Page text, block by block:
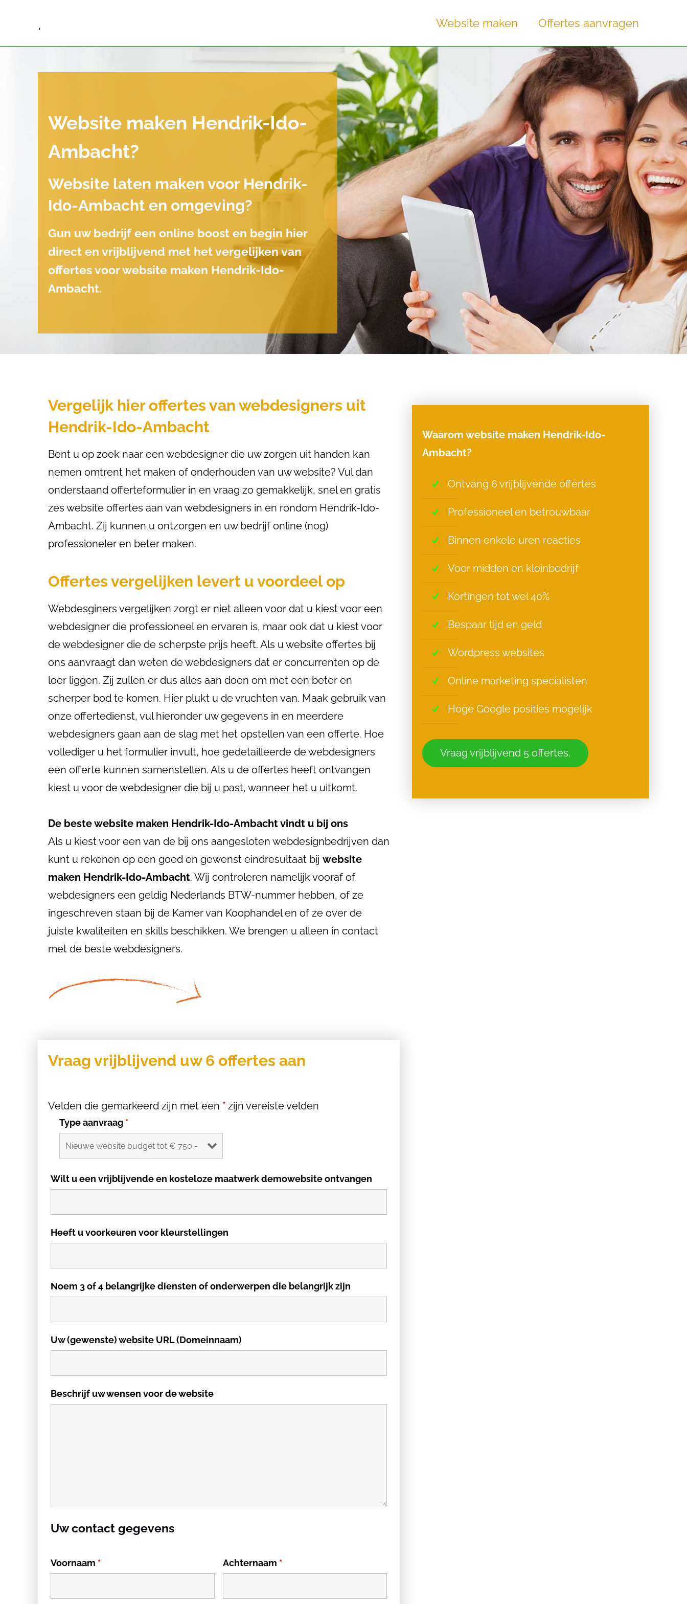
. Website maken Offertes aanvragen
Website maken Hendrik-Ido-
Ambacht?
Website laten maken voor Hendrik-
Ido-Ambacht en omgeving?
Gun uw bedrijf een online boost en begin hier
direct en vrijblijvend met het vergelijken van
offertes voor website maken Hendrik-Ido-
Ambacht.
Vergelijk hier offertes van webdesigners uit
Hendrik-Ido-Ambacht
Bent u op zoek naar een webdesigner die uw zorgen uit handen kan
nemen omtrent het maken of onderhouden van uw website? Vul dan
onderstaand offerteformulier in en vraag zo gemakkelijk, snel en gratis
zes website offertes aan van webdesigners in en rondom Hendrik-Ido-
Ambacht. Zij kunnen u ontzorgen en uw bedrijf online (nog)
professioneler en beter maken.
Offertes vergelijken levert u voordeel op
Webdesginers vergelijken zorgt er niet alleen voor dat u kiest voor een
webdesigner die professioneel en ervaren is, maar ook dat u kiest voor
de webdesigner die de scherpste prijs heeft. Als u website offertes bij
ons aanvraagt dan weten de webdesigners dat er concurrenten op de
loer liggen. Zij zullen er dus alles aan doen om met een beter en
scherper bod te komen. Hier plukt u de vruchten van. Maak gebruik van
onze offertedienst, vul hieronder uw gegevens in en meerdere
webdesigners gaan aan de slag met het opstellen van een offerte. Hoe
vollediger u het formulier invult, hoe gedetailleerde de webdesigners
een offerte kunnen samenstellen. Als u de offertes heeft ontvangen
kiest u voor de webdesigner die bij u past, wanneer het u uitkomt.
De beste website maken Hendrik-Ido-Ambacht vindt u bij ons
Als u kiest voor een van de bij ons aangesloten webdesignbedrijven dan
kunt u rekenen op een goed en gewenst eindresultaat bij website
maken Hendrik-Ido-Ambacht. Wij controleren namelijk vooraf of
webdesigners een geldig Nederlands BTW-nummer hebben, of ze
ingeschreven staan bij de Kamer van Koophandel en of ze over de
juiste kwaliteiten en skills beschikken. We brengen u alleen in contact
met de beste webdesigners.
Waarom website maken Hendrik-Ido-
Ambacht?
Ontvang 6 vrijblijvende offertes
Professioneel en betrouwbaar
Binnen enkele uren reacties
Voor midden en kleinbedrijf
Kortingen tot wel 40%
Bespaar tijd en geld
Wordpress websites
Online marketing specialisten
Hoge Google posities mogelijk
Vraag vrijblijvend 5 offertes.
Vraag vrijblijvend uw 6 offertes aan
Velden die gemarkeerd zijn met een * zijn vereiste velden
Type aanvraag *
Wilt u een vrijblijvende en kosteloze maatwerk demowebsite ontvangen
Heeft u voorkeuren voor kleurstellingen
Noem 3 of 4 belangrijke diensten of onderwerpen die belangrijk zijn
Uw (gewenste) website URL (Domeinnaam)
Beschrijf uw wensen voor de website
Uw contact gegevens
Voornaam * Achternaam *